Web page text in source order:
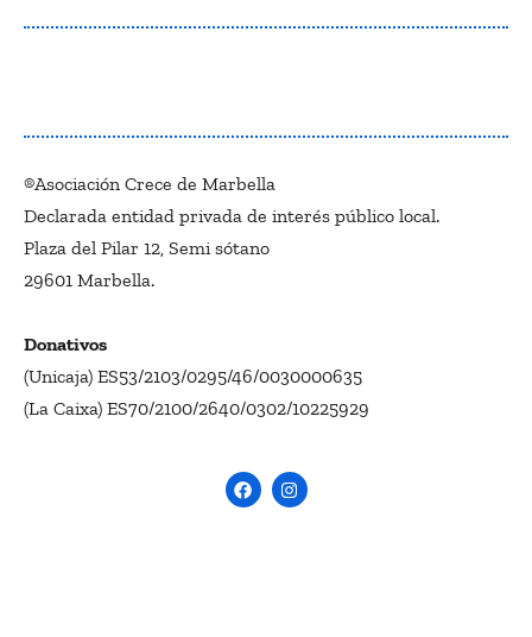
®Asociación Crece de Marbella
Declarada entidad privada de interés público local.
Plaza del Pilar 12, Semi sótano
29601 Marbella.
Donativos
(Unicaja) ES53/2103/0295/46/0030000635
(La Caixa) ES70/2100/2640/0302/10225929